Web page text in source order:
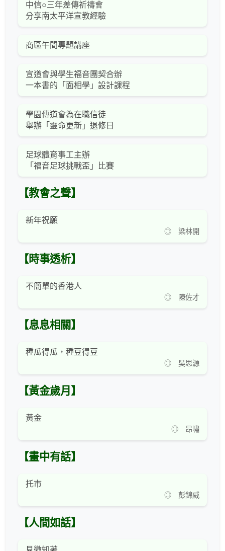
中信○三年差傳祈禱會
分享南太平洋宣教經驗
商區午間專題講座
宣道會與學生福音團契合辦
一本書的「面相學」設計課程
學園傳道會為在職信徒
舉辦「靈命更新」退修日
足球體育事工主辦
「福音足球挑戰盃」比賽
【教會之聲】
新年祝願
◎ 梁林開
【時事透析】
不簡單的香港人
◎ 陳佐才
【息息相關】
種瓜得瓜，種豆得豆
◎ 吳思源
【黃金歲月】
黃金
◎ 昂嘯
【畫中有話】
托市
◎ 彭錦威
【人間如話】